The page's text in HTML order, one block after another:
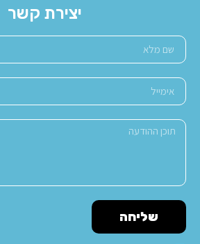
יצירת קשר
שליחה